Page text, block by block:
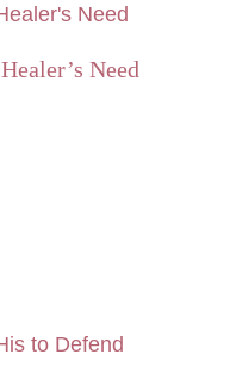
Healer’s Need